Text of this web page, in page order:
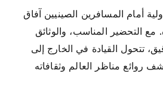
أمام المسافرين الصينيين آفاق
التحضير المناسب، والوثائق
تتحول القيادة في الخارج إلى
روائع مناظر العالم وثقافاته